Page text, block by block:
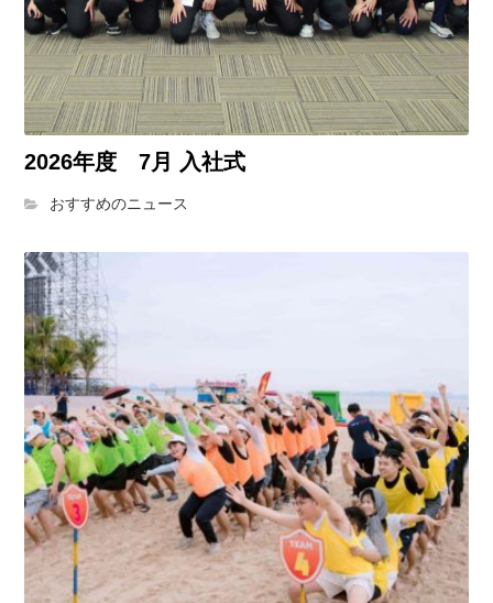
2026年度 7月 入社式
おすすめのニュース